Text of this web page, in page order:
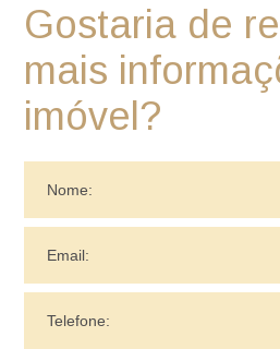
Gostaria de
mais
imóvel?